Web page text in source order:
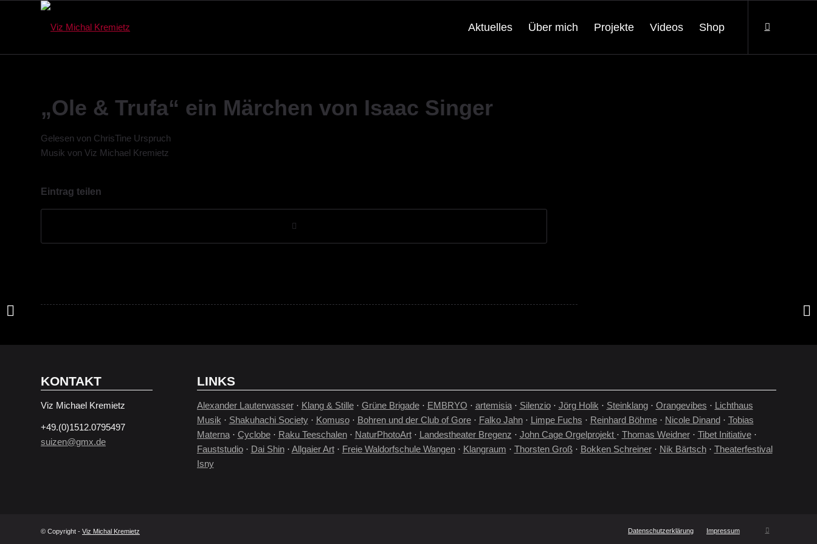
Aktuelles Über mich Projekte Videos Shop
„Ole & Trufa“ ein Märchen von Isaac Singer
Gelesen von ChrisTine Urspruch
Musik von Viz Michael Kremietz
Eintrag teilen
KONTAKT
Viz Michael Kremietz
+49.(0)1512.0795497
suizen@gmx.de
LINKS
Alexander Lauterwasser· Klang & Stille· Grüne Brigade· EMBRYO · artemisia· Silenzio· Jörg Holik · Steinklang· Orangevibes · Lichthaus
Musik · Shakuhachi Society· Komuso· Bohren und der Club of Gore· Falko Jahn· Limpe Fuchs · Reinhard Böhme· Nicole Dinand· Tobias
Materna· Cyclobe· Raku Teeschalen· NaturPhotoArt· Landestheater Bregenz · John Cage Orgelprojekt · Thomas Weidner· Tibet Initiative·
Fauststudio· Dai Shin· Allgaier Art· Freie Waldorfschule Wangen· Klangraum · Thorsten Groß· Bokken Schreiner· Nik Bärtsch· Theaterfestival
Isny
© Copyright - Viz Michal Kremietz Datenschutzerklärung Impressum